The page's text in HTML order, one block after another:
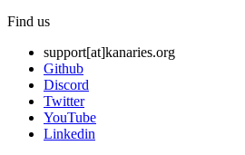
Find us
support[at]kanaries.org
Github
Discord
Twitter
YouTube
Linkedin